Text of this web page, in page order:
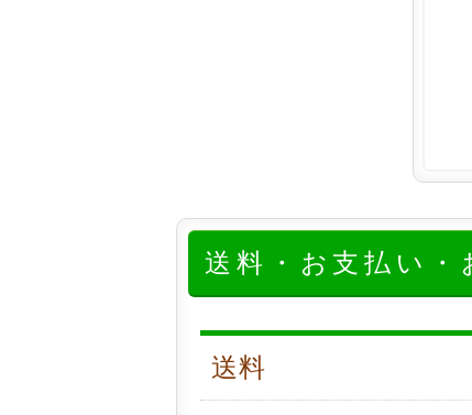
送料・お支払い・
送料